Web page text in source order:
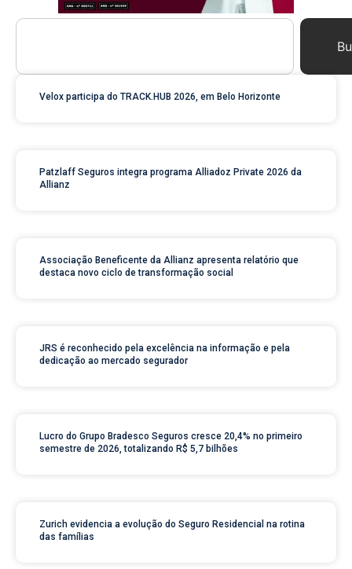
Velox participa do TRACK.HUB 2026, em Belo Horizonte
Patzlaff Seguros integra programa Alliadoz Private 2026 da
Allianz
Associação Beneficente da Allianz apresenta relatório que
destaca novo ciclo de transformação social
JRS é reconhecido pela excelência na informação e pela
dedicação ao mercado segurador
Lucro do Grupo Bradesco Seguros cresce 20,4% no primeiro
semestre de 2026, totalizando R$ 5,7 bilhões
Zurich evidencia a evolução do Seguro Residencial na rotina
das famílias